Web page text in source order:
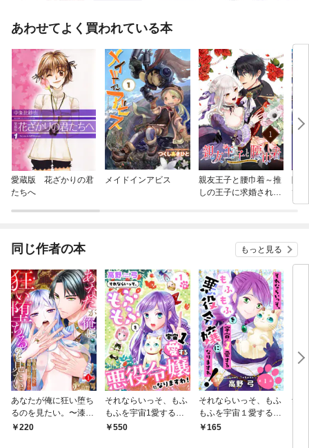
あわせてよく買われている本
愛蔵版 花ざかりの君
たちへ
メイドインアビス
親友王子と腰巾着～推
しの王子に求婚されて
て！
同じ作者の本 もっと見る
あなたが俺に狂い堕ち
るのを見たい。〜漆黒
騎士の執着に毒婦の私
220
それならいっそ、もふ
もふを宇宙1愛する悪
役令嬢になりますわ！
550
それならいっそ、もふ
もふを宇宙１愛する悪
役令嬢になりますわ！
165
無